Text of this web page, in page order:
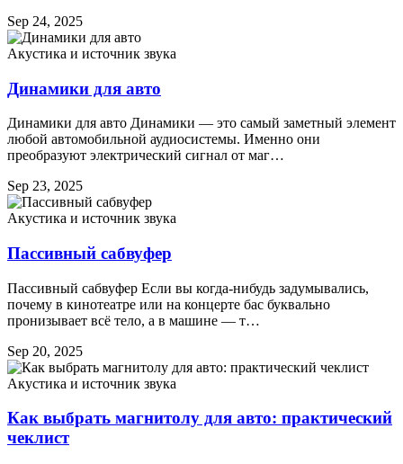
Sep 24, 2025
Акустика и источник звука
Динамики для авто
Динамики для авто Динамики — это самый заметный элемент
любой автомобильной аудиосистемы. Именно они
преобразуют электрический сигнал от маг…
Sep 23, 2025
Акустика и источник звука
Пассивный сабвуфер
Пассивный сабвуфер Если вы когда-нибудь задумывались,
почему в кинотеатре или на концерте бас буквально
пронизывает всё тело, а в машине — т…
Sep 20, 2025
Акустика и источник звука
Как выбрать магнитолу для авто: практический
чеклист